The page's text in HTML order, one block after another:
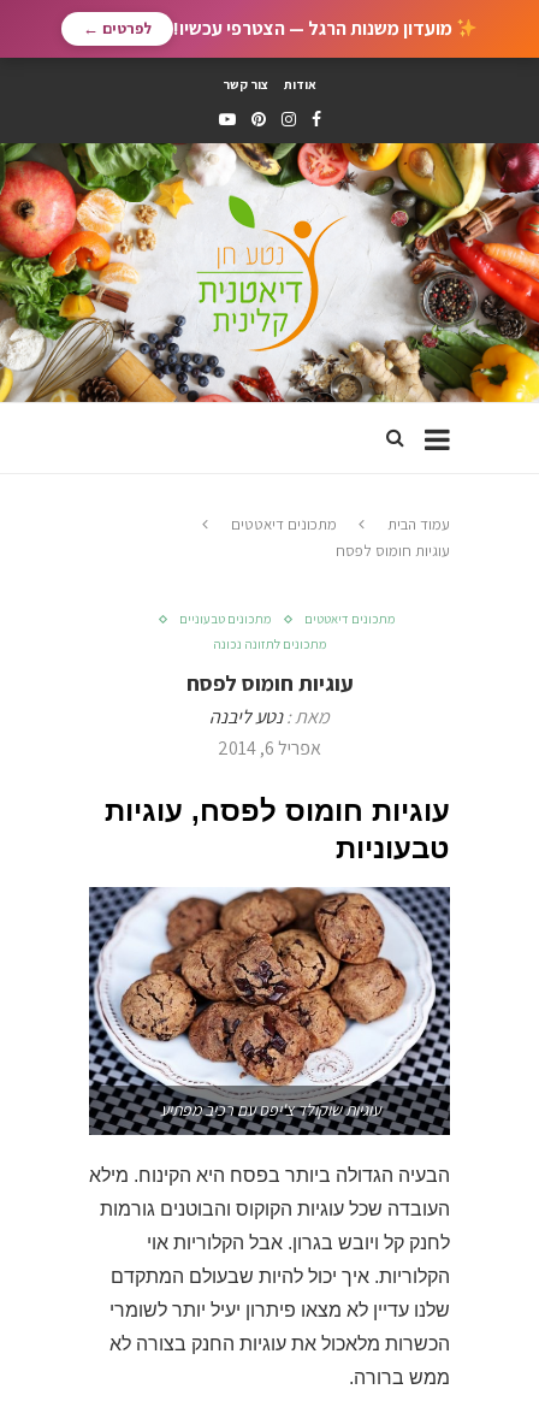
מועדון משנות הרגל — הצטרפי עכשיו! לפרטים ←
אודות צור קשר
עמוד הבית
מתכונים דיאטטים
עוגיות חומוס לפסח
מתכונים דיאטטים
מתכונים טבעוניים
מתכונים לתזונה נכונה
עוגיות חומוס לפסח
מאת :נטע ליבנה
אפריל 6, 2014
עוגיות חומוס לפסח, עוגיות
טבעוניות
עוגיות שוקולד צ'יפס עם רכיב מפתיע
הבעיה הגדולה ביותר בפסח היא הקינוח. מילא
העובדה שכל עוגיות הקוקוס והבוטנים גורמות
לחנק קל ויובש בגרון. אבל הקלוריות אוי
הקלוריות. איך יכול להיות שבעולם המתקדם
שלנו עדיין לא מצאו פיתרון יעיל יותר לשומרי
הכשרות מלאכול את עוגיות החנק בצורה לא
ממש ברורה.